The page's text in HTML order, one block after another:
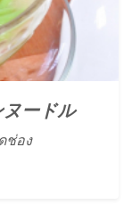
ードル
ช่อง